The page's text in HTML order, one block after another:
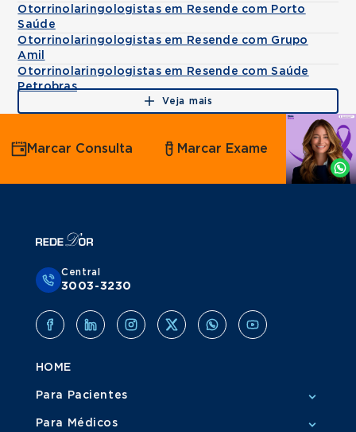
Otorrinolaringologistas em Resende com Porto
Saúde
Otorrinolaringologistas em Resende com Grupo
Amil
Otorrinolaringologistas em Resende com Saúde
Petrobras
Veja mais
Agende
por
Whatsapp
Marcar Consulta Marcar Exame
Central
3003-3230
HOME
Para Pacientes
Para Médicos